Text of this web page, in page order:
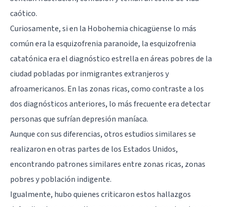
caótico.
Curiosamente, si en la Hobohemia chicagüense lo más
común era la esquizofrenia paranoide, la esquizofrenia
catatónica era el diagnóstico estrella en áreas pobres de la
ciudad pobladas por inmigrantes extranjeros y
afroamericanos. En las zonas ricas, como contraste a los
dos diagnósticos anteriores, lo más frecuente era detectar
personas que sufrían depresión maníaca.
Aunque con sus diferencias, otros estudios similares se
realizaron en otras partes de los Estados Unidos,
encontrando patrones similares entre zonas ricas, zonas
pobres y población indigente.
Igualmente, hubo quienes criticaron estos hallazgos